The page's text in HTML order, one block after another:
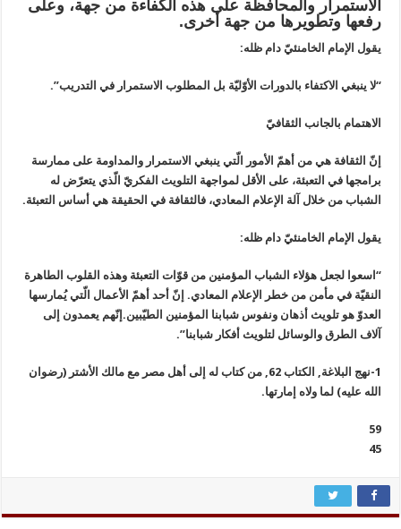
الاستمرار والمحافظة على هذه الكفاءة من جهة، وعلى
رفعها وتطويرها من جهة أخرى.
يقول الإمام الخامنئيّ دام ظله:
“لا ينبغي الاكتفاء بالدورات الأوّليّة بل المطلوب الاستمرار في التدريب”.
الاهتمام بالجانب الثقافيّ‏
إنّ الثقافة هي من أهمّ الأمور الّتي ينبغي الاستمرار والمداومة على ممارسة
برامجها في التعبئة، على الأقل لمواجهة التلويث الفكريّ الّذي يتعرّض له
الشباب من خلال آلة الإعلام المعادي، فالثقافة في الحقيقة هي أساس التعبئة.
يقول الإمام الخامنئيّ دام ظله:
“اسعوا لجعل هؤلاء الشباب المؤمنين من قوّات التعبئة وهذه القلوب الطاهرة
النقيّة في مأمن من خطر الإعلام المعادي. إنّ أحد أهمّ الأعمال الّتي يُمارسها
العدوّ هو تلويث أذهان ونفوس شبابنا المؤمنين الطيّبين.إنّهم يعمدون إلى
آلاف الطرق والوسائل لتلويث أفكار شبابنا”.
1-نهج البلاغة, الكتاب 62, من كتاب له إلى أهل مصر مع مالك الأشتر (رضوان
الله عليه) لما ولاه إمارتها.
59
45